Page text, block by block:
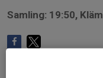
Samling: 19:50,